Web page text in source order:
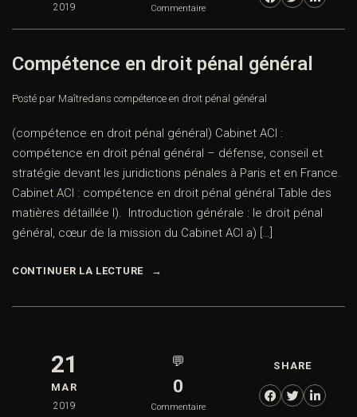
2019 Commentaire
Compétence en droit pénal général
Posté par Maîtredans compétence en droit pénal général
(compétence en droit pénal général) Cabinet ACI :
compétence en droit pénal général – défense, conseil et
stratégie devant les juridictions pénales à Paris et en France.
Cabinet ACI : compétence en droit pénal général Table des
matières détaillée I). Introduction générale : le droit pénal
général, cœur de la mission du Cabinet ACI a) […]
CONTINUER LA LECTURE
21
MAR
2019
💬
0
Commentaire
SHARE